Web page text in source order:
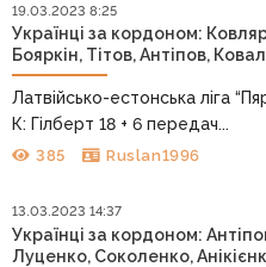
19.03.2023 8:25
Українці за кордоном:
Бояркін, Тітов, Антіпов,
Латвійсько-естонська ліга
К: Гілберт 18 + 6 передач...
385 Ruslan1996
13.03.2023 14:37
Українці за кордоном:
Луценко, Соколенко,